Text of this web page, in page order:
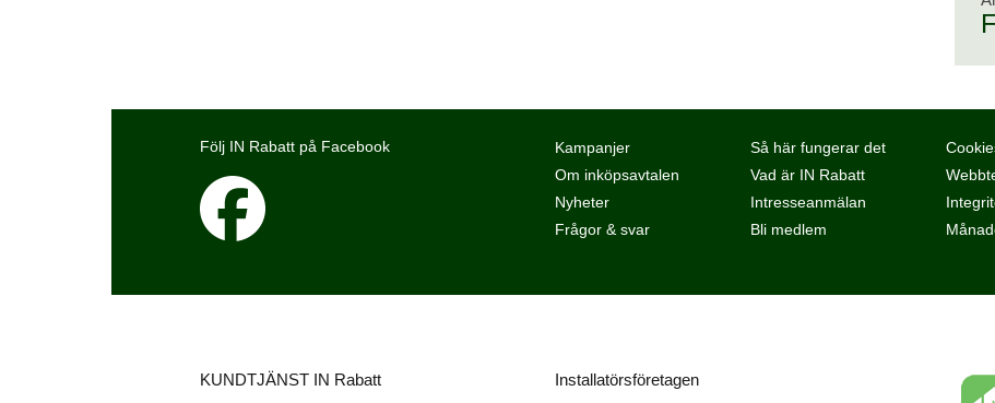
Följ IN Rabatt på Facebook
Kampanjer
Om inköpsavtalen
Nyheter
Frågor & svar
Så här fungerar det
Vad är IN Rabatt
Intresseanmälan
Bli medlem
KUNDTJÄNST IN Rabatt Installatörsföretagen